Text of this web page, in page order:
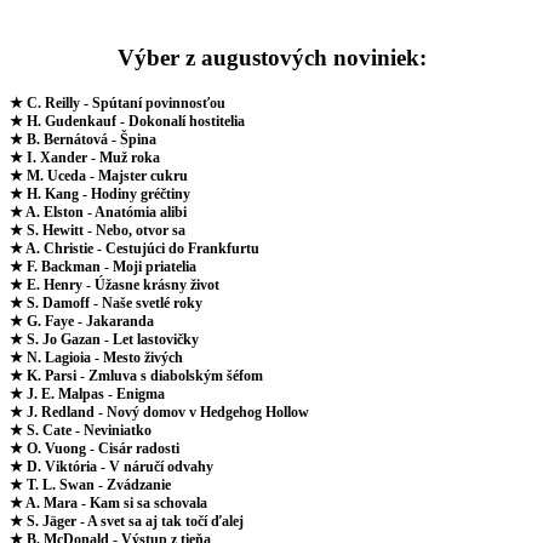
Výber z augustových noviniek:
★ C. Reilly - Spútaní povinnosťou
★ H. Gudenkauf - Dokonalí hostitelia
★ B. Bernátová - Špina
★ I. Xander - Muž roka
★ M. Uceda - Majster cukru
★ H. Kang - Hodiny gréčtiny
★ A. Elston - Anatómia alibi
★ S. Hewitt - Nebo, otvor sa
★ A. Christie - Cestujúci do Frankfurtu
★ F. Backman - Moji priatelia
★ E. Henry - Úžasne krásny život
★ S. Damoff - Naše svetlé roky
★ G. Faye - Jakaranda
★ S. Jo Gazan - Let lastovičky
★ N. Lagioia - Mesto živých
★ K. Parsi - Zmluva s diabolským šéfom
★ J. E. Malpas - Enigma
★ J. Redland - Nový domov v Hedgehog Hollow
★ S. Cate - Neviniatko
★ O. Vuong - Cisár radosti
★ D. Viktória - V náručí odvahy
★ T. L. Swan - Zvádzanie
★ A. Mara - Kam si sa schovala
★ S. Jäger - A svet sa aj tak točí ďalej
★ B. McDonald - Výstup z tieňa